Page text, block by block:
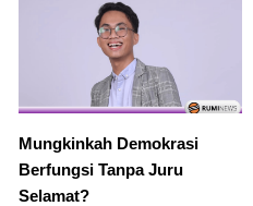
Mungkinkah Demokrasi
Berfungsi Tanpa Juru
Selamat?